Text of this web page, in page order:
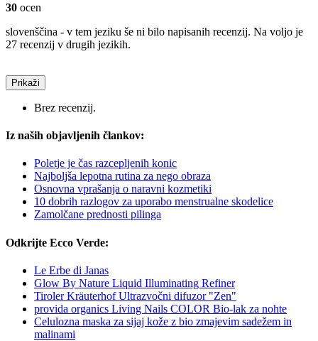
30 ocen
slovenščina - v tem jeziku še ni bilo napisanih recenzij. Na voljo je
27 recenzij v drugih jezikih.
Prikaži
Brez recenzij.
Iz naših objavljenih člankov:
Poletje je čas razcepljenih konic
Najboljša lepotna rutina za nego obraza
Osnovna vprašanja o naravni kozmetiki
10 dobrih razlogov za uporabo menstrualne skodelice
Zamolčane prednosti pilinga
Odkrijte Ecco Verde:
Le Erbe di Janas
Glow By Nature Liquid Illuminating Refiner
Tiroler Kräuterhof Ultrazvočni difuzor "Zen"
provida organics Living Nails COLOR Bio-lak za nohte
Celulozna maska za sijaj kože z bio zmajevim sadežem in
malinami